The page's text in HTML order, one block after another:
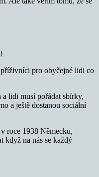
příživníci pro obyčejné lidi co
a lidi musí pořádat sbírky,
a ještě dostanou sociální
roce 1938 Německu,
když na nás se každý